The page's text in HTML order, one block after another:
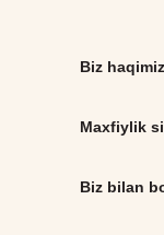
Biz
Maxfiylik
Biz bilan